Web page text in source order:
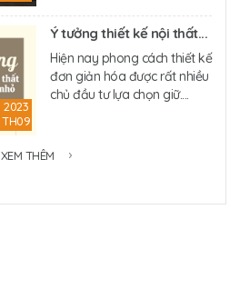
2023
TH09
Ý tưởng thiết kế nội thất...
Hiện nay phong cách thiết kế
đơn giản hóa được rất nhiều
chủ đầu tư lựa chọn giữ....
XEM THÊM